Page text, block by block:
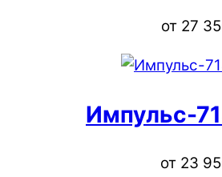
от 27
Импульс-
от 23